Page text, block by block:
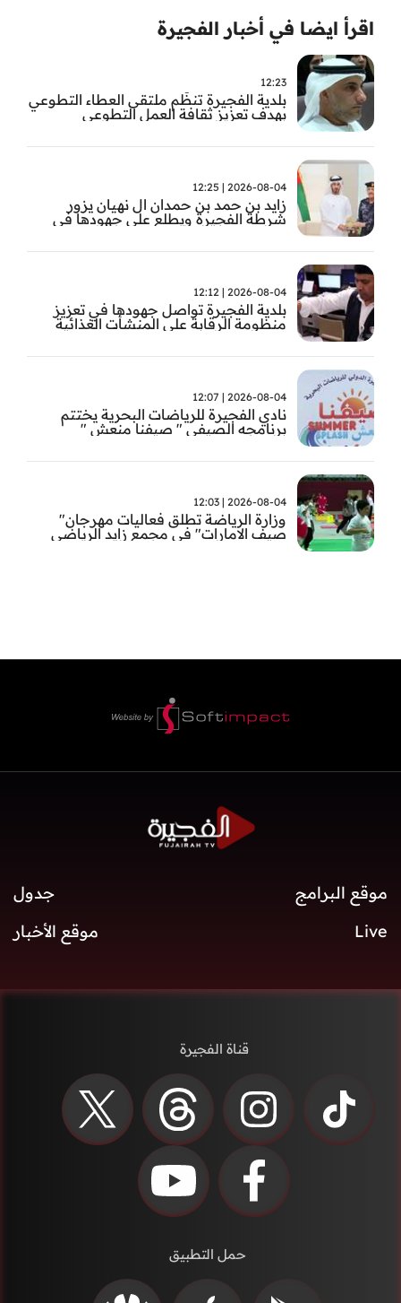
اقرأ ايضا في أخبار الفجيرة
12:23
بلدية الفجيرة تنظّم ملتقى العطاء التطوعي
بهدف تعزيز ثقافة العمل التطوعي
2026-08-04 | 12:25
زايد بن حمد بن حمدان ال نهيان يزور
شرطة الفجيرة ويطلع على جهودها في
2026-08-04 | 12:12
بلدية الفجيرة تواصل جهودها في تعزيز
منظومة الرقابة على المنشأت الغذائية
2026-08-04 | 12:07
نادي الفجيرة للرياضات البحرية يختتم
برنامجه الصيفي " صيفنا منعش "
2026-08-04 | 12:03
وزارة الرياضة تطلق فعاليات مهرجان"
صيف الامارات" في مجمع زايد الرياضي
موقع البرامج
جدول
Live
موقع الأخبار
قناة الفجيرة
حمل التطبيق